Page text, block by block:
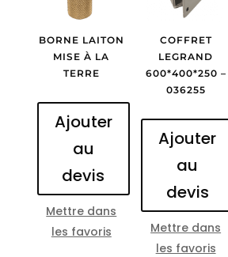
BORNE LAITON
MISE À LA
TERRE
Ajouter
au
devis
Mettre dans
les favoris
COFFRET
LEGRAND
600*400*250 –
036255
Ajouter
au
devis
Mettre dans
les favoris